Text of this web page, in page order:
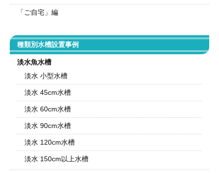
「ご自宅」編
種類別水槽設置事例
淡水魚水槽
淡水 小型水槽
淡水 45cm水槽
淡水 60cm水槽
淡水 90cm水槽
淡水 120cm水槽
淡水 150cm以上水槽